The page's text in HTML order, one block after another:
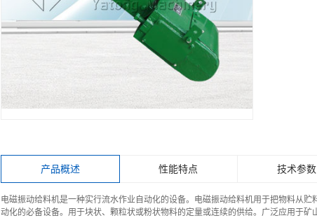
产品概述 性能特点 技术参数
电磁振动给料机是一种实行流水作业自动化的设备。电磁振动给料机用于把物料从
动化的必备设备。用于块状、颗粒状或粉状物料的定量或连续的供给。广泛应用于矿